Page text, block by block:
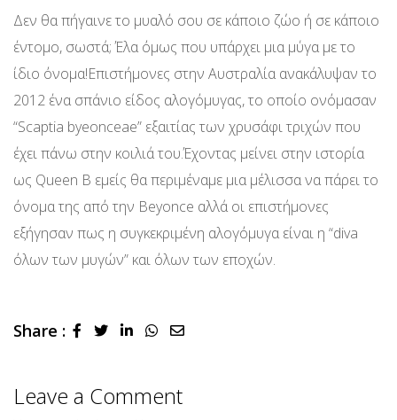
Δεν θα πήγαινε το μυαλό σου σε κάποιο ζώο ή σε κάποιο
έντομο, σωστά; Έλα όμως που υπάρχει μια μύγα με το
ίδιο όνομα!Επιστήμονες στην Αυστραλία ανακάλυψαν το
2012 ένα σπάνιο είδος αλογόμυγας, το οποίο ονόμασαν
“Scaptia byeonceae” εξαιτίας των χρυσάφι τριχών που
έχει πάνω στην κοιλιά του.Έχοντας μείνει στην ιστορία
ως Queen B εμείς θα περιμέναμε μια μέλισσα να πάρει το
όνομα της από την Beyonce αλλά οι επιστήμονες
εξήγησαν πως η συγκεκριμένη αλογόμυγα είναι η “diva
όλων των μυγών” και όλων των εποχών.
Share : LinkedInWhatsapp
Share
Leave a Comment